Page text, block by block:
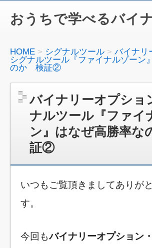
おうちで学べるバイ
HOME シグナルツール
バイナリ
シグナルツール『ファイナルゾーン
のか 検証②
バイナリーオプショ
ナルツール『ファイ
ン』はなぜ高勝率
証②
いつもご覧頂きましてありが
す。
今回もバイナリーオプション